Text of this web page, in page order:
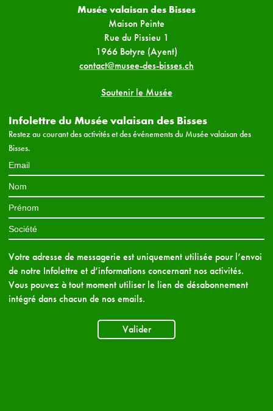
Musée valaisan des Bisses
Maison Peinte
Rue du Pissieu 1
1966 Botyre (Ayent)
contact@musee-des-bisses.ch
Soutenir le Musée
Infolettre du Musée valaisan des Bisses
Restez au courant des activités et des événements du Musée valaisan des
Bisses.
Votre adresse de messagerie est uniquement utilisée pour l’envoi
de notre Infolettre et d’informations concernant nos activités.
Vous pouvez à tout moment utiliser le lien de désabonnement
intégré dans chacun de nos emails.